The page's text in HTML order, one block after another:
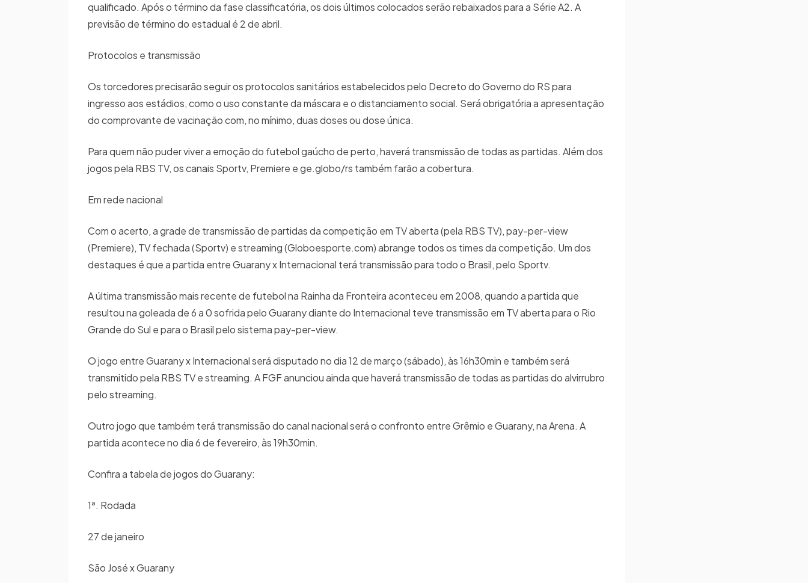
qualificado. Após o término da fase classificatória, os dois últimos colocados serão rebaixados para a Série A2. A
previsão de término do estadual é 2 de abril.
Protocolos e transmissão
Os torcedores precisarão seguir os protocolos sanitários estabelecidos pelo Decreto do Governo do RS para
ingresso aos estádios, como o uso constante da máscara e o distanciamento social. Será obrigatória a apresentação
do comprovante de vacinação com, no mínimo, duas doses ou dose única.
Para quem não puder viver a emoção do futebol gaúcho de perto, haverá transmissão de todas as partidas. Além dos
jogos pela RBS TV, os canais Sportv, Premiere e ge.globo/rs também farão a cobertura.
Em rede nacional
Com o acerto, a grade de transmissão de partidas da competição em TV aberta (pela RBS TV), pay-per-view
(Premiere), TV fechada (Sportv) e streaming (Globoesporte.com) abrange todos os times da competição. Um dos
destaques é que a partida entre Guarany x Internacional terá transmissão para todo o Brasil, pelo Sportv.
A última transmissão mais recente de futebol na Rainha da Fronteira aconteceu em 2008, quando a partida que
resultou na goleada de 6 a 0 sofrida pelo Guarany diante do Internacional teve transmissão em TV aberta para o Rio
Grande do Sul e para o Brasil pelo sistema pay-per-view.
O jogo entre Guarany x Internacional será disputado no dia 12 de março (sábado), às 16h30min e também será
transmitido pela RBS TV e streaming. A FGF anunciou ainda que haverá transmissão de todas as partidas do alvirrubro
pelo streaming.
Outro jogo que também terá transmissão do canal nacional será o confronto entre Grêmio e Guarany, na Arena. A
partida acontece no dia 6 de fevereiro, às 19h30min.
Confira a tabela de jogos do Guarany:
1ª. Rodada
27 de janeiro
São José x Guarany